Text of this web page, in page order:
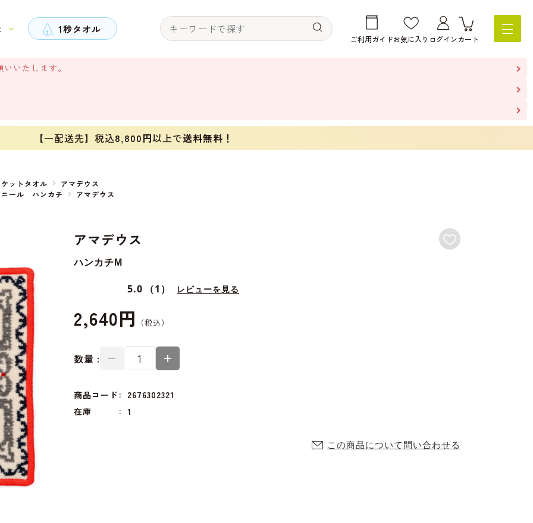
1秒タオル
ご利用ガイドお気に入り ログインカート
いたします。
【一配送先】税込8,800円以上で送料無料！
ットタオル
アマデウス
ニール ハンカチ
アマデウス
アマデウス
ハンカチM
5.0 （1） レビューを見る
2,640円
数量 :
商品コード
2676302321
在庫
1
この商品について問い合わせる